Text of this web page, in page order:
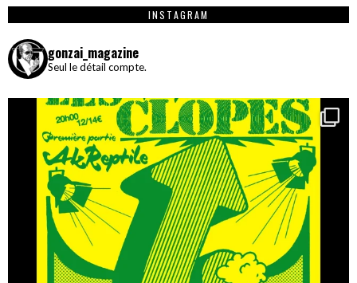
INSTAGRAM
gonzai_magazine
Seul le détail compte.